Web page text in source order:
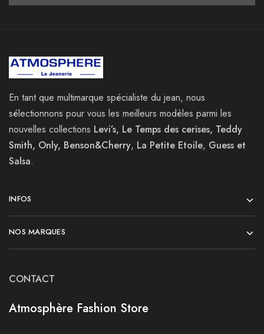
En tant que multimarque spécialiste du jean, nous
sélectionnons pour vous les meilleurs modèles parmi les
nouvelles collections Levi’s, Le Temps des cerises, Teddy
Smith, Only, Benson&Cherry, La Petite Etoile, Guess et
Salsa.
INFOS
NOS MARQUES
CONTACT
Atmosphère Fashion Store